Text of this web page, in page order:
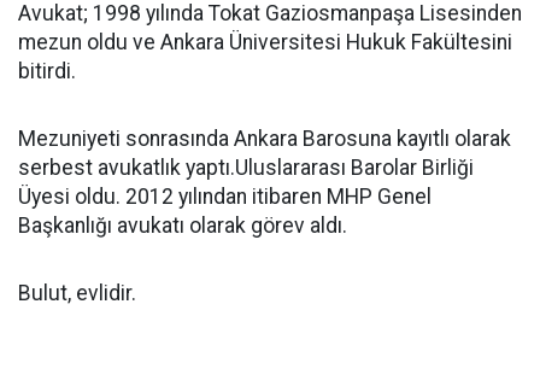
Avukat; 1998 yılında Tokat Gaziosmanpaşa Lisesinden
mezun oldu ve Ankara Üniversitesi Hukuk Fakültesini
bitirdi.
Mezuniyeti sonrasında Ankara Barosuna kayıtlı olarak
serbest avukatlık yaptı.Uluslararası Barolar Birliği
Üyesi oldu. 2012 yılından itibaren MHP Genel
Başkanlığı avukatı olarak görev aldı.
Bulut, evlidir.